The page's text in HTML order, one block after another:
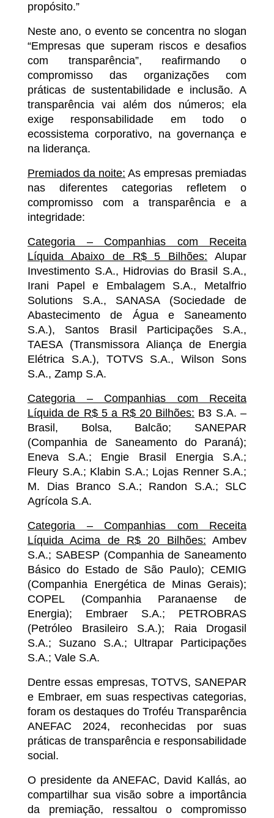
propósito.”
Neste ano, o evento se concentra no slogan
“Empresas que superam riscos e desafios
com transparência”, reafirmando o
compromisso das organizações com
práticas de sustentabilidade e inclusão. A
transparência vai além dos números; ela
exige responsabilidade em todo o
ecossistema corporativo, na governança e
na liderança.
Premiados da noite: As empresas premiadas
nas diferentes categorias refletem o
compromisso com a transparência e a
integridade:
Categoria – Companhias com Receita
Líquida Abaixo de R$ 5 Bilhões: Alupar
Investimento S.A., Hidrovias do Brasil S.A.,
Irani Papel e Embalagem S.A., Metalfrio
Solutions S.A., SANASA (Sociedade de
Abastecimento de Água e Saneamento
S.A.), Santos Brasil Participações S.A.,
TAESA (Transmissora Aliança de Energia
Elétrica S.A.), TOTVS S.A., Wilson Sons
S.A., Zamp S.A.
Categoria – Companhias com Receita
Líquida de R$ 5 a R$ 20 Bilhões: B3 S.A. –
Brasil, Bolsa, Balcão; SANEPAR
(Companhia de Saneamento do Paraná);
Eneva S.A.; Engie Brasil Energia S.A.;
Fleury S.A.; Klabin S.A.; Lojas Renner S.A.;
M. Dias Branco S.A.; Randon S.A.; SLC
Agrícola S.A.
Categoria – Companhias com Receita
Líquida Acima de R$ 20 Bilhões: Ambev
S.A.; SABESP (Companhia de Saneamento
Básico do Estado de São Paulo); CEMIG
(Companhia Energética de Minas Gerais);
COPEL (Companhia Paranaense de
Energia); Embraer S.A.; PETROBRAS
(Petróleo Brasileiro S.A.); Raia Drogasil
S.A.; Suzano S.A.; Ultrapar Participações
S.A.; Vale S.A.
Dentre essas empresas, TOTVS, SANEPAR
e Embraer, em suas respectivas categorias,
foram os destaques do Troféu Transparência
ANEFAC 2024, reconhecidas por suas
práticas de transparência e responsabilidade
social.
O presidente da ANEFAC, David Kallás, ao
compartilhar sua visão sobre a importância
da premiação, ressaltou o compromisso